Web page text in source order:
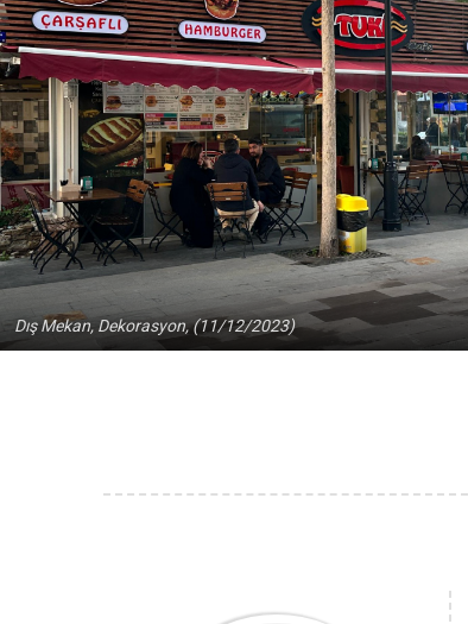
Dış Mekan, Dekorasyon, (11/12/2023)